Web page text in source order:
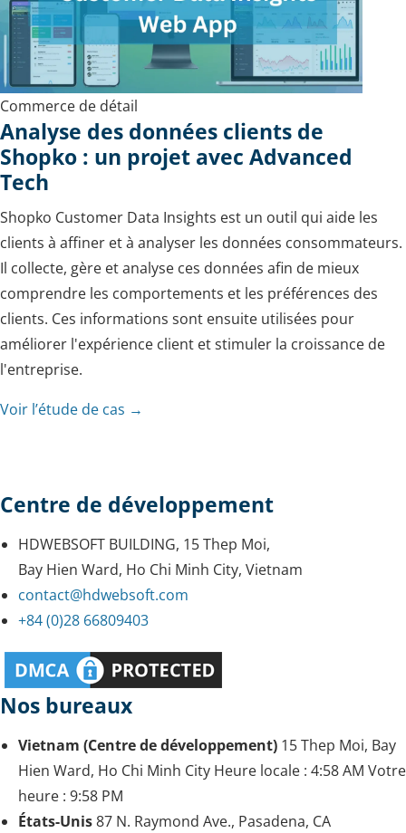
Commerce de détail
Analyse des données clients de
Shopko : un projet avec Advanced
Tech
Shopko Customer Data Insights est un outil qui aide les
clients à affiner et à analyser les données consommateurs.
Il collecte, gère et analyse ces données afin de mieux
comprendre les comportements et les préférences des
clients. Ces informations sont ensuite utilisées pour
améliorer l'expérience client et stimuler la croissance de
l'entreprise.
Voir l’étude de cas →
Centre de développement
HDWEBSOFT BUILDING, 15 Thep Moi,
Bay Hien Ward, Ho Chi Minh City, Vietnam
contact@hdwebsoft.com
+84 (0)28 66809403
Nos bureaux
Vietnam (Centre de développement) 15 Thep Moi, Bay
Hien Ward, Ho Chi Minh City Heure locale : 4:58 AM Votre
heure : 9:58 PM
États-Unis87 N. Raymond Ave., Pasadena, CA